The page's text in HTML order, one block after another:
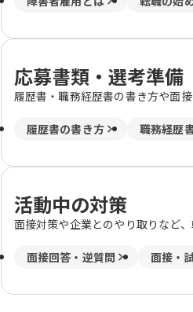
応募書類・選考準備
履歴書・職務経歴書の書き方や面
履歴書の書き方 職務経歴
活動中の対策
面接対策や企業とのやり取りなど
面接回答・逆質問 面接・